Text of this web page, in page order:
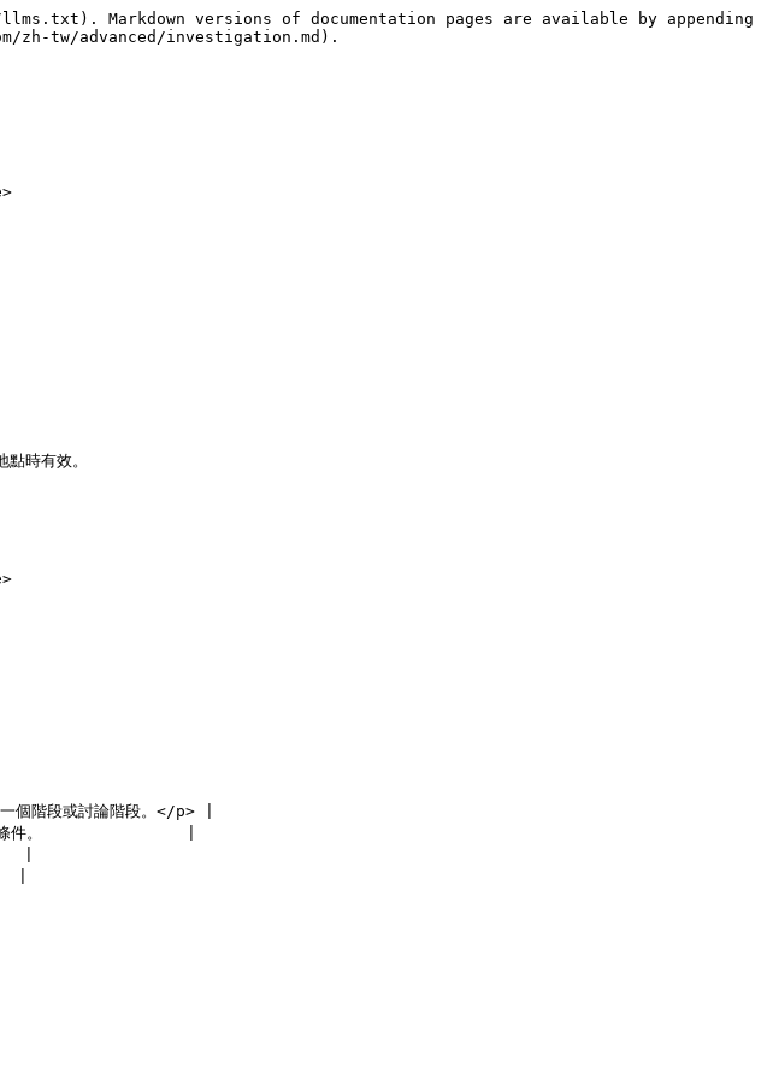
Markdown versions of documentation pages are available by appending
zh-tw/advanced/investigation.md).
時有效。
階段或討論階段。</p> |
點的條件。               |
|
|